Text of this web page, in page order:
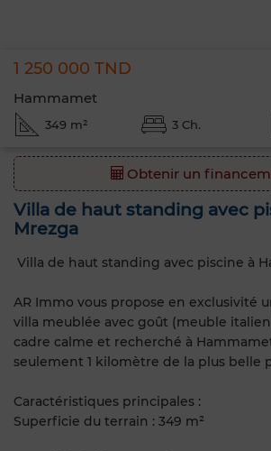
1 250 000 TND
Hammamet
349 m² 3 Ch.
Obtenir un
Villa de haut standing avec
Mrezga
Villa de haut standing avec piscine à
AR Immo vous propose en exclusivité
villa meublée avec goût (meuble
cadre calme et recherché à
seulement 1 kilomètre de la plus belle
Caractéristiques principales :
Superficie du terrain : 349 m²